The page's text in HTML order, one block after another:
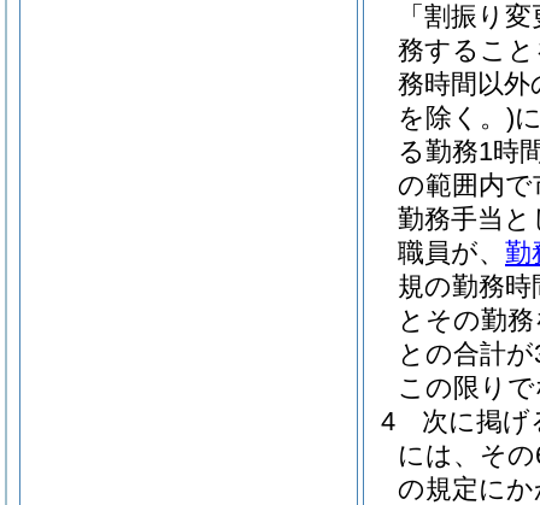
「割振り
務するこ
務時間以
を除く。)
る勤務1時
の範囲内
勤務手当
職員が、 勤
規の勤務
とその勤
との合計
この限り
4
次に掲げ
には、そ
の規定に